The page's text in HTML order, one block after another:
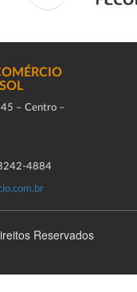
45 – Centro –
4884
Reservados